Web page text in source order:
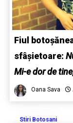
Fiul
sfâșietoare:
Mi-e dor de
Oana Sava
Stiri Botosani